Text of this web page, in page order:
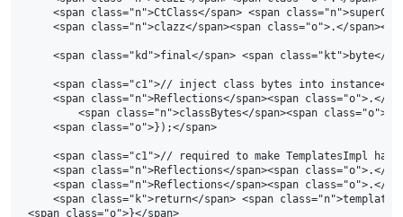
<span class="n">CtClass</span> <span
<span class="n">clazz</span><span class="o">.</
<span class="kd">final</span> <span class="kt">byte</
<span class="c1">// inject class bytes into instance</
<span class="n">Reflections</span><span class="o">.</
<span class="n">classBytes</span><span
    <span class="o">});</span>
<span class="c1">// required to make TemplatesImpl
<span class="n">Reflections</span><span class="o">.</
<span class="n">Reflections</span><span class="o">.</
<span class="k">return</span> <span